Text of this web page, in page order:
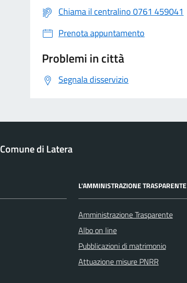
Chiama il centralino 0761 459041
Prenota appuntamento
Problemi in città
Segnala disservizio
Comune di Latera
L'AMMINISTRAZIONE TRASPARENTE
Amministrazione Trasparente
Albo on line
Pubblicazioni di matrimonio
Attuazione misure PNRR